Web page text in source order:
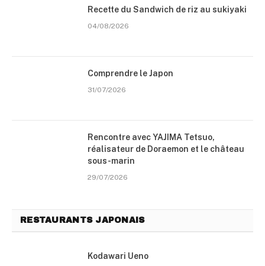
Recette du Sandwich de riz au sukiyaki
04/08/2026
Comprendre le Japon
31/07/2026
Rencontre avec YAJIMA Tetsuo,
réalisateur de Doraemon et le château
sous-marin
29/07/2026
RESTAURANTS JAPONAIS
Kodawari Ueno